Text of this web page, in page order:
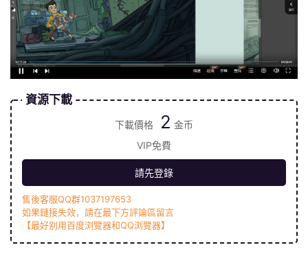
資源下載
下載價格 2 金币
VIP免費
請先登錄
售後客服QQ群1037197653
如果鏈接失效，請在最下方評論區留言
【最好别用百度浏覽器和QQ浏覽器】